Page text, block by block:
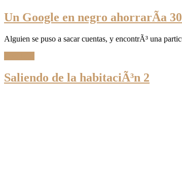
Un Google en negro ahorrarÃ­a
Alguien se puso a sacar cuentas, y encontrÃ³ una
Saliendo de la habitaciÃ³n 2